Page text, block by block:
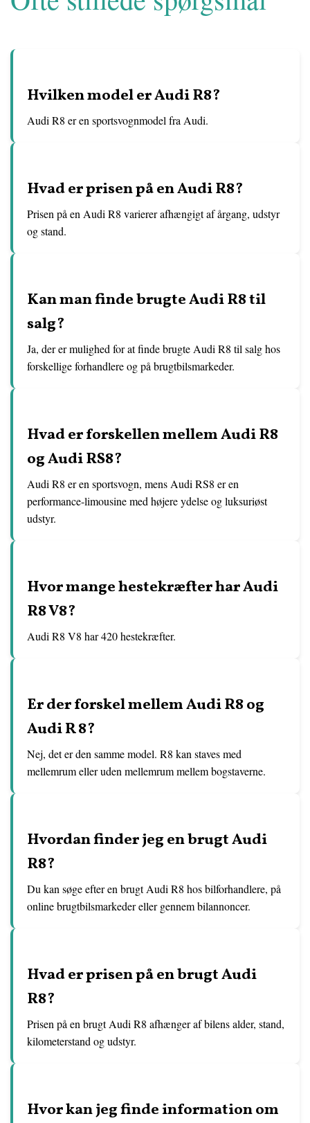
Hvilken model er Audi R8?
Audi R8 er en sportsvognmodel fra Audi.
Hvad er prisen på en Audi R8?
Prisen på en Audi R8 varierer afhængigt af årgang, udstyr
og stand.
Kan man finde brugte Audi R8 til
salg?
Ja, der er mulighed for at finde brugte Audi R8 til salg hos
forskellige forhandlere og på brugtbilsmarkeder.
Hvad er forskellen mellem Audi R8
og Audi RS8?
Audi R8 er en sportsvogn, mens Audi RS8 er en
performance-limousine med højere ydelse og luksuriøst
udstyr.
Hvor mange hestekræfter har Audi
R8 V8?
Audi R8 V8 har 420 hestekræfter.
Er der forskel mellem Audi R8 og
Audi R 8?
Nej, det er den samme model. R8 kan staves med
mellemrum eller uden mellemrum mellem bogstaverne.
Hvordan finder jeg en brugt Audi
R8?
Du kan søge efter en brugt Audi R8 hos bilforhandlere, på
online brugtbilsmarkeder eller gennem bilannoncer.
Hvad er prisen på en brugt Audi
R8?
Prisen på en brugt Audi R8 afhænger af bilens alder, stand,
kilometerstand og udstyr.
Hvor kan jeg finde information om